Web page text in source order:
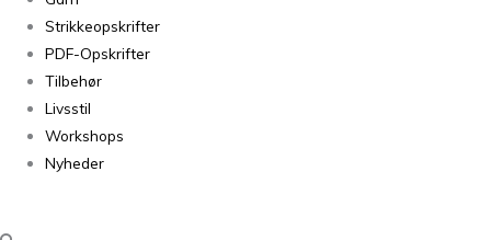
Strikkeopskrifter
PDF-Opskrifter
Tilbehør
Livsstil
Workshops
Nyheder